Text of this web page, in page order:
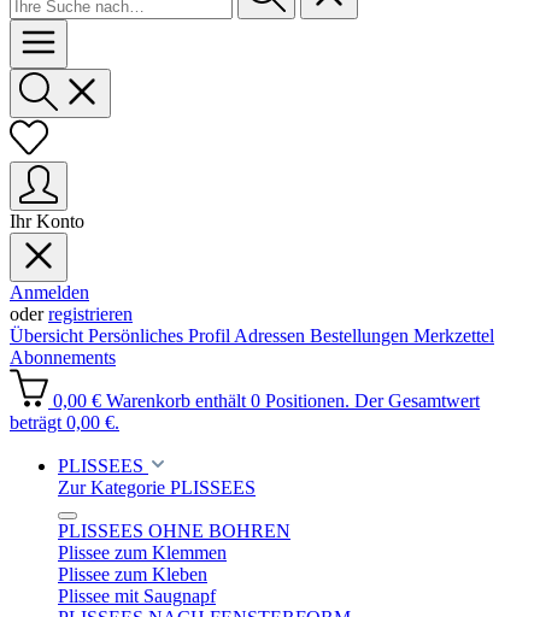
Ihr Konto
Anmelden
oderregistrieren
Übersicht Persönliches Profil Adressen Bestellungen Merkzettel
Abonnements
0,00 € Warenkorb enthält 0 Positionen. Der Gesamtwert
beträgt 0,00 €.
PLISSEES
Zur Kategorie PLISSEES
PLISSEES OHNE BOHREN
Plissee zum Klemmen
Plissee zum Kleben
Plissee mit Saugnapf